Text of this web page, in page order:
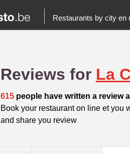
Restaurants by city en
Reviews for La
615people have written a review
Book your restaurant on line et you
and share you review